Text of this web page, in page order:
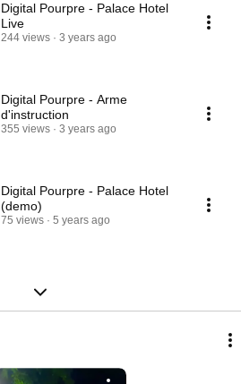
Digital Pourpre - Palace Hotel
Live
244 views 3 years ago
Digital Pourpre - Arme
d'instruction
355 views 3 years ago
Digital Pourpre - Palace Hotel
(demo)
75 views 5 years ago